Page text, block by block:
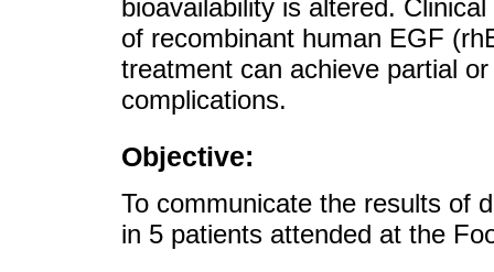
bioavailability is altered.
of recombinant human EGF
treatment can achieve partial
complications.
Objective:
To communicate the results of
in 5 patients attended at the